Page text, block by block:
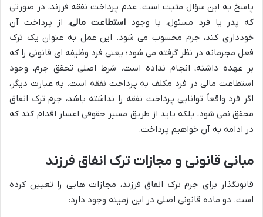
پاسخ به این سؤال مثبت است. عدم پرداخت نفقه فرزند، در صورتی
که پدر یا فرد مسئول، با وجوداستطاعت مالی، از پرداخت آن
خودداری کند، جرم محسوب می شود. این عمل به عنوان یک ترک
فعل مجرمانه در نظر گرفته می شود؛ یعنی فرد وظیفه ای قانونی را که
بر عهده داشته، انجام نداده است. شرط اصلی تحقق جرم، وجود
استطاعت مالی در فرد مکلف به پرداخت نفقه است. به عبارت دیگر،
اگر فرد واقعاً توانایی پرداخت نفقه را نداشته باشد، جرم ترک انفاق
محقق نمی شود، بلکه باید از طریق مسیر حقوقی اعسار اقدام کند که
در ادامه به آن خواهیم پرداخت.
مبانی قانونی و مجازات ترک انفاق فرزند
قانونگذار برای جرم ترک انفاق فرزند، مجازات هایی را تعیین کرده
است. دو ماده قانونی اصلی در این زمینه وجود دارد: